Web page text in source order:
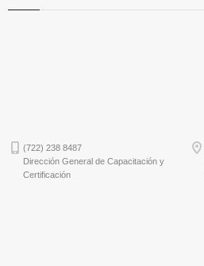
(722) 238 8487
Dirección General de Capacitación y
Certificación